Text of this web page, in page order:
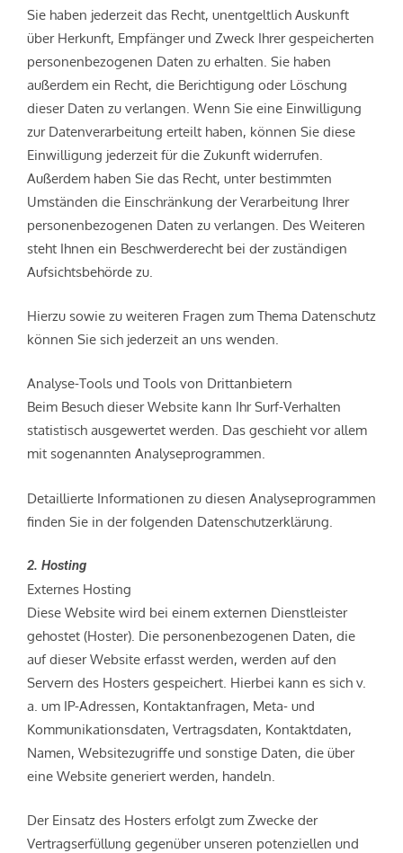
Sie haben jederzeit das Recht, unentgeltlich Auskunft
über Herkunft, Empfänger und Zweck Ihrer gespeicherten
personenbezogenen Daten zu erhalten. Sie haben
außerdem ein Recht, die Berichtigung oder Löschung
dieser Daten zu verlangen. Wenn Sie eine Einwilligung
zur Datenverarbeitung erteilt haben, können Sie diese
Einwilligung jederzeit für die Zukunft widerrufen.
Außerdem haben Sie das Recht, unter bestimmten
Umständen die Einschränkung der Verarbeitung Ihrer
personenbezogenen Daten zu verlangen. Des Weiteren
steht Ihnen ein Beschwerderecht bei der zuständigen
Aufsichtsbehörde zu.
Hierzu sowie zu weiteren Fragen zum Thema Datenschutz
können Sie sich jederzeit an uns wenden.
Analyse-Tools und Tools von Dritt­anbietern
Beim Besuch dieser Website kann Ihr Surf-Verhalten
statistisch ausgewertet werden. Das geschieht vor allem
mit sogenannten Analyseprogrammen.
Detaillierte Informationen zu diesen Analyseprogrammen
finden Sie in der folgenden Datenschutzerklärung.
2. Hosting
Externes Hosting
Diese Website wird bei einem externen Dienstleister
gehostet (Hoster). Die personenbezogenen Daten, die
auf dieser Website erfasst werden, werden auf den
Servern des Hosters gespeichert. Hierbei kann es sich v.
a. um IP-Adressen, Kontaktanfragen, Meta- und
Kommunikationsdaten, Vertragsdaten, Kontaktdaten,
Namen, Websitezugriffe und sonstige Daten, die über
eine Website generiert werden, handeln.
Der Einsatz des Hosters erfolgt zum Zwecke der
Vertragserfüllung gegenüber unseren potenziellen und